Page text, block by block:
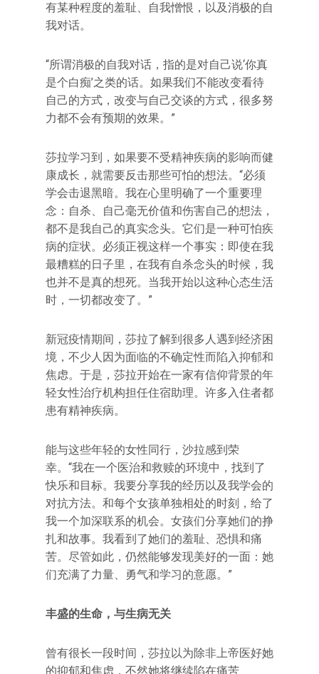
有某种程度的羞耻、自我憎恨，以及消极的自
我对话。
“所谓消极的自我对话，指的是对自己说‘你真
是个白痴’之类的话。如果我们不能改变看待
自己的方式，改变与自己交谈的方式，很多努
力都不会有预期的效果。”
莎拉学习到，如果要不受精神疾病的影响而健
康成长，就需要反击那些可怕的想法。“必须
学会击退黑暗。我在心里明确了一个重要理
念：自杀、自己毫无价值和伤害自己的想法，
都不是我自己的真实念头。它们是一种可怕疾
病的症状。必须正视这样一个事实：即使在我
最糟糕的日子里，在我有自杀念头的时候，我
也并不是真的想死。当我开始以这种心态生活
时，一切都改变了。”
新冠疫情期间，莎拉了解到很多人遇到经济困
境，不少人因为面临的不确定性而陷入抑郁和
焦虑。于是，莎拉开始在一家有信仰背景的年
轻女性治疗机构担任住宿助理。许多入住者都
患有精神疾病。
能与这些年轻的女性同行，沙拉感到荣
幸。“我在一个医治和救赎的环境中，找到了
快乐和目标。我要分享我的经历以及我学会的
对抗方法。和每个女孩单独相处的时刻，给了
我一个加深联系的机会。女孩们分享她们的挣
扎和故事。我看到了她们的羞耻、恐惧和痛
苦。尽管如此，仍然能够发现美好的一面：她
们充满了力量、勇气和学习的意愿。”
丰盛的生命 ， 与生病无关
曾有很长一段时间，莎拉以为除非上帝医好她
的抑郁和焦虑，不然她将继续陷在痛苦